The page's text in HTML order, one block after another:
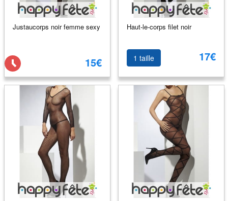
Justaucorps noir femme sexy
15€
Haut-le-corps filet noir
1 taille 17€